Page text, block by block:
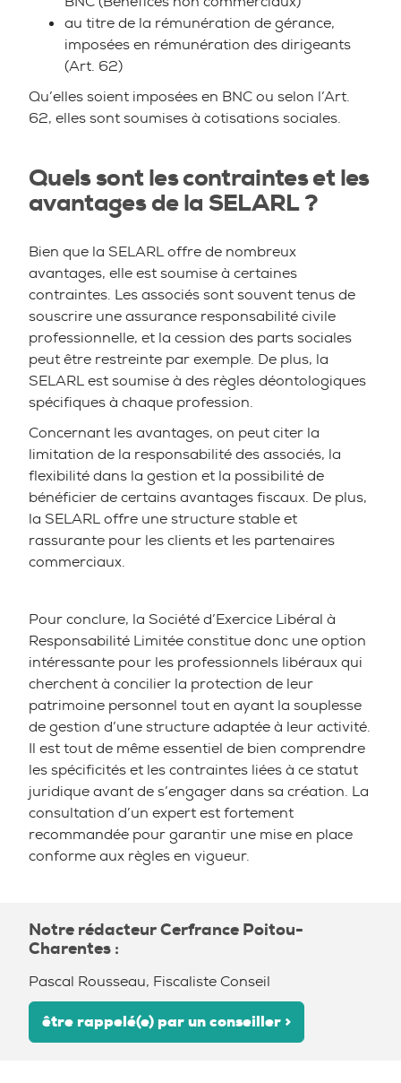
au titre de la rémunération de gérance,
imposées en rémunération des dirigeants
(Art. 62)
Qu’elles soient imposées en BNC ou selon l’Art.
62, elles sont soumises à cotisations sociales.
Quels sont les contraintes et les
avantages de la SELARL ?
Bien que la SELARL offre de nombreux
avantages, elle est soumise à certaines
contraintes. Les associés sont souvent tenus de
souscrire une assurance responsabilité civile
professionnelle, et la cession des parts sociales
peut être restreinte par exemple. De plus, la
SELARL est soumise à des règles déontologiques
spécifiques à chaque profession.
Concernant les avantages, on peut citer la
limitation de la responsabilité des associés, la
flexibilité dans la gestion et la possibilité de
bénéficier de certains avantages fiscaux. De plus,
la SELARL offre une structure stable et
rassurante pour les clients et les partenaires
commerciaux.
Pour conclure, la Société d’Exercice Libéral à
Responsabilité Limitée constitue donc une option
intéressante pour les professionnels libéraux qui
cherchent à concilier la protection de leur
patrimoine personnel tout en ayant la souplesse
de gestion d’une structure adaptée à leur activité.
Il est tout de même essentiel de bien comprendre
les spécificités et les contraintes liées à ce statut
juridique avant de s’engager dans sa création. La
consultation d’un expert est fortement
recommandée pour garantir une mise en place
conforme aux règles en vigueur.
Notre rédacteur Cerfrance Poitou-
Charentes :
Pascal Rousseau, Fiscaliste Conseil
être rappelé(e) par un conseiller >